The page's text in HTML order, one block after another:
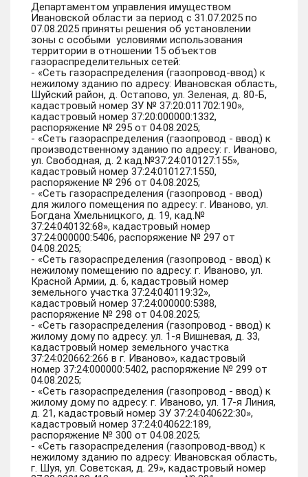
Департаментом управления имуществом
Ивановской области за период с 31.07.2025 по
07.08.2025 приняты решения об установлении
зоны с особыми условиями использования
территории в отношении 15 объектов
газораспределительных сетей:
- «Сеть газораспределения (газопровод-ввод) к
нежилому зданию по адресу: Ивановская область,
Шуйский район, д. Остапово, ул. Зеленая, д. 80-Б,
кадастровый номер ЗУ № 37:20:011702:190»,
кадастровый номер 37:20:000000:1332,
распоряжение № 295 от 04.08.2025;
- «Сеть газораспределения (газопровод - ввод) к
производственному зданию по адресу: г. Иваново,
ул. Свободная, д. 2 кад.№37:24:010127:155»,
кадастровый номер 37:24:010127:1550,
распоряжение № 296 от 04.08.2025;
- «Сеть газораспределения (газопровод - ввод)
для жилого помещения по адресу: г. Иваново, ул.
Богдана Хмельницкого, д. 19, кад.№
37:24:040132:68», кадастровый номер
37:24:000000:5406, распоряжение № 297 от
04.08.2025;
- «Сеть газораспределения (газопровод - ввод) к
нежилому помещению по адресу: г. Иваново, ул.
Красной Армии, д. 6, кадастровый номер
земельного участка 37:24:040119:32»,
кадастровый номер 37:24:000000:5388,
распоряжение № 298 от 04.08.2025;
- «Сеть газораспределения (газопровод - ввод) к
жилому дому по адресу: ул. 1-я Вишневая, д. 33,
кадастровый номер земельного участка
37:24:020662:266 в г. Иваново», кадастровый
номер 37:24:000000:5402, распоряжение № 299 от
04.08.2025;
- «Сеть газораспределения (газопровод - ввод) к
жилому дому по адресу: г. Иваново, ул. 17-я Линия,
д. 21, кадастровый номер ЗУ 37:24:040622:30»,
кадастровый номер 37:24:040622:189,
распоряжение № 300 от 04.08.2025;
- «Сеть газораспределения (газопровод-ввод) к
нежилому зданию по адресу: Ивановская область,
г. Шуя, ул. Советская, д. 29», кадастровый номер